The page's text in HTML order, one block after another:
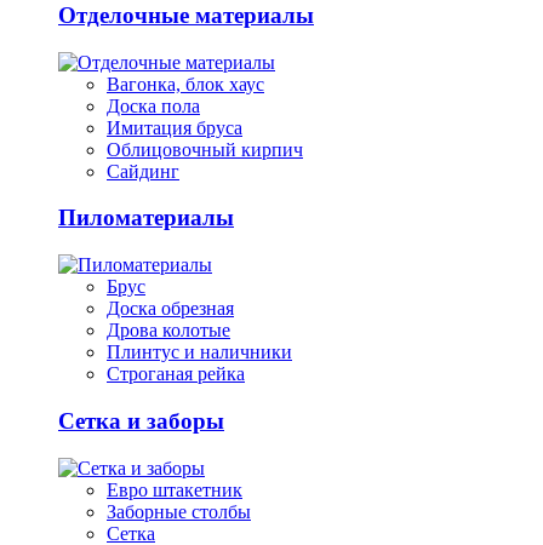
Отделочные материалы
Вагонка, блок хаус
Доска пола
Имитация бруса
Облицовочный кирпич
Сайдинг
Пиломатериалы
Брус
Доска обрезная
Дрова колотые
Плинтус и наличники
Строганая рейка
Сетка и заборы
Евро штакетник
Заборные столбы
Сетка